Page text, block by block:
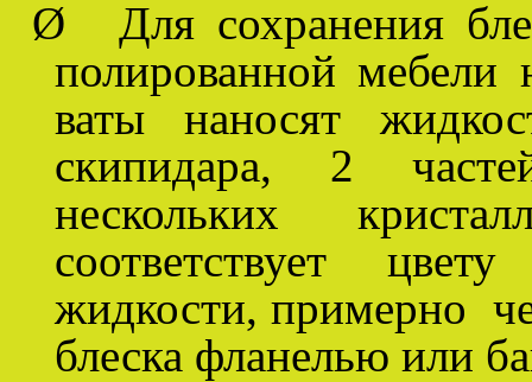
Ø
Для сохранения
полированной
ваты наносят
скипидара, 2
нескольких
соответствует
жидкости, примерно
блеска фланелью или